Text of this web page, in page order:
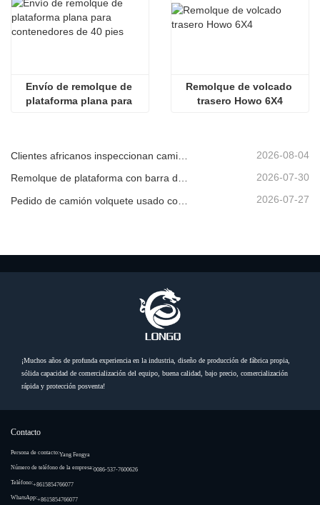
Envío de remolque de
plataforma plana para
Remolque de volcado
trasero Howo 6X4
2026-08-04
Remolque de plataforma con barra de tiro en venta 2026-07-30
2026-07-27
Contacto
Persona de contacto:Yang Fengya
Número de teléfono de la empresa:0086-537-7600626
Teléfono:+8615854766077
WhatsApp:+8615854766077
¡Muchos años de profunda experiencia en la industria, diseño de producción de fábrica propia,
sólida capacidad de comercialización del equipo, buena calidad, bajo precio, comercialización
rápida y protección posventa!